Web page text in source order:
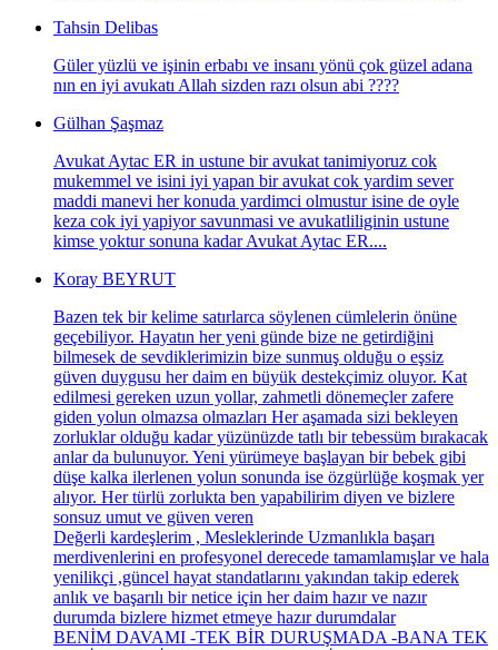
Tahsin Delibas
Güler yüzlü ve işinin erbabı ve insanı yönü çok güzel adana
nın en iyi avukatı Allah sizden razı olsun abi ????
Gülhan Şaşmaz
Avukat Aytac ER in ustune bir avukat tanimiyoruz cok
mukemmel ve isini iyi yapan bir avukat cok yardim sever
maddi manevi her konuda yardimci olmustur isine de oyle
keza cok iyi yapiyor savunmasi ve avukatliliginin ustune
kimse yoktur sonuna kadar Avukat Aytac ER....
Koray BEYRUT
Bazen tek bir kelime satırlarca söylenen cümlelerin önüne
geçebiliyor. Hayatın her yeni günde bize ne getirdiğini
bilmesek de sevdiklerimizin bize sunmuş olduğu o eşsiz
güven duygusu her daim en büyük destekçimiz oluyor. Kat
edilmesi gereken uzun yollar, zahmetli dönemeçler zafere
giden yolun olmazsa olmazları Her aşamada sizi bekleyen
zorluklar olduğu kadar yüzünüzde tatlı bir tebessüm bırakacak
anlar da bulunuyor. Yeni yürümeye başlayan bir bebek gibi
düşe kalka ilerlenen yolun sonunda ise özgürlüğe koşmak yer
alıyor. Her türlü zorlukta ben yapabilirim diyen ve bizlere
sonsuz umut ve güven veren
Değerli kardeşlerim , Mesleklerinde Uzmanlıkla başarı
merdivenlerini en profesyonel derecede tamamlamışlar ve hala
yenilikçi ,güncel hayat standatlarını yakından takip ederek
anlık ve başarılı bir netice için her daim hazır ve nazır
durumda bizlere hizmet etmeye hazır durumdalar
BENİM DAVAMI -TEK BİR DURUŞMADA -BANA TEK